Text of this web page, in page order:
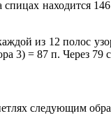
спицах находится
из 12 полос
3) = 87 п. Через 79
следующим